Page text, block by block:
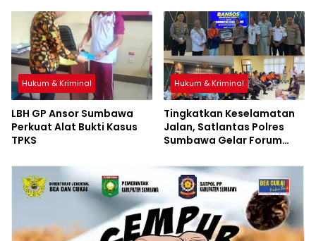
Hukum & Kriminal
LBH GP Ansor Sumbawa
Perkuat Alat Bukti Kasus
TPKS
Hukum & Kriminal
Tingkatkan Keselamatan
Jalan, Satlantas Polres
Sumbawa Gelar Forum
Bagikan Bansos